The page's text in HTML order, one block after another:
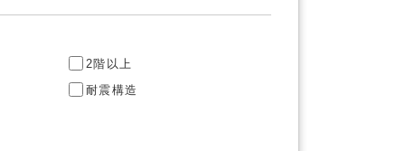
2階以上
耐震構造